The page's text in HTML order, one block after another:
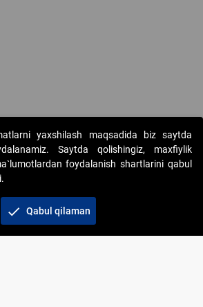
"Elektron onlayn-auksionlarni tashkil etish"
71 202-21-11
yaxshilash maqsadida biz saytda
Saytda qolishingiz, maxfiylik
foydalanish shartlarini qabul
check Qabul qilaman